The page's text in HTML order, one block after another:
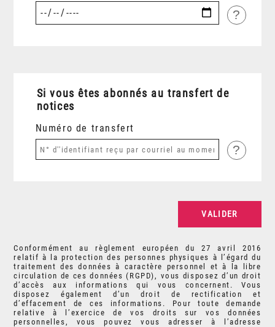
?
Si vous êtes abonnés au transfert de
notices
Numéro de transfert
?
Conformément au règlement européen du 27 avril 2016
relatif à la protection des personnes physiques à l’égard du
traitement des données à caractère personnel et à la libre
circulation de ces données (RGPD), vous disposez d’un droit
d’accès aux informations qui vous concernent. Vous
disposez également d’un droit de rectification et
d’effacement de ces informations. Pour toute demande
relative à l’exercice de vos droits sur vos données
personnelles, vous pouvez vous adresser à l’adresse